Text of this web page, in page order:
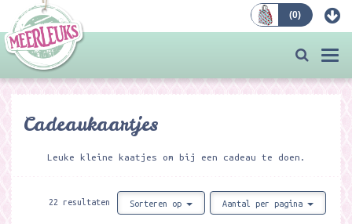
(0)
Cadeaukaartjes
Leuke kleine kaatjes om bij een cadeau te doen.
22 resultaten Sorteren op Aantal per pagina